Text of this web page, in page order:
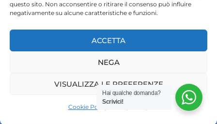
questo sito. Non acconsentire o ritirare il consenso può influire
negativamente su alcune caratteristiche e funzioni.
ACCETTA
NEGA
VISUALIZZA LE PREFERENZE
Cookie Policy
Hai qualche domanda?
Scrivici!